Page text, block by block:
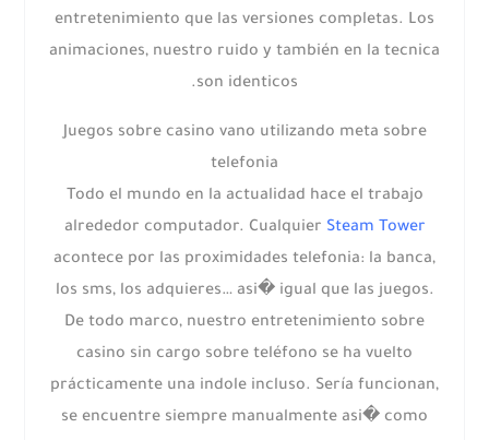
entretenimiento que las versiones completas. Los
animaciones, nuestro ruido y también en la tecnica
son identicos.
Juegos sobre casino vano utilizando meta sobre
telefonia
Todo el mundo en la actualidad hace el trabajo
alrededor computador. Cualquier Steam Tower
acontece por las proximidades telefonia: la banca,
los sms, los adquieres… asi� igual que las juegos.
De todo marco, nuestro entretenimiento sobre
casino sin cargo sobre teléfono se ha vuelto
prácticamente una indole incluso. Serí­a funcionan,
se encuentre siempre manualmente asi� como